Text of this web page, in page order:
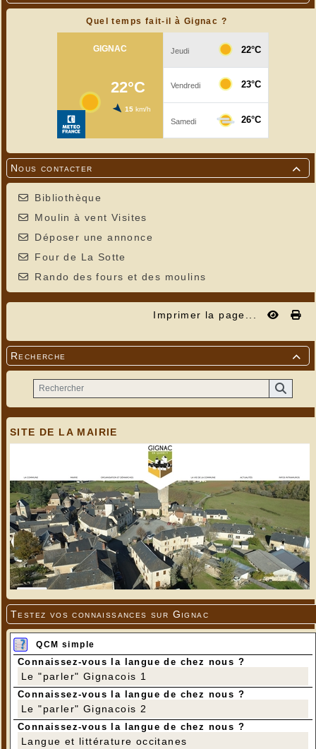
Quel temps fait-il à Gignac ?

Nous contacter
Bibliothèque
Moulin à vent Visites
Déposer une annonce
Four de La Sotte
Rando des fours et des moulins
Imprimer la page...

Recherche
SITE DE LA MAIRIE
Testez vos connaissances sur Gignac
QCM simple
Connaissez-vous la langue de chez nous ?
Le "parler" Gignacois 1
Connaissez-vous la langue de chez nous ?
Le "parler" Gignacois 2
Connaissez-vous la langue de chez nous ?
Langue et littérature occitanes